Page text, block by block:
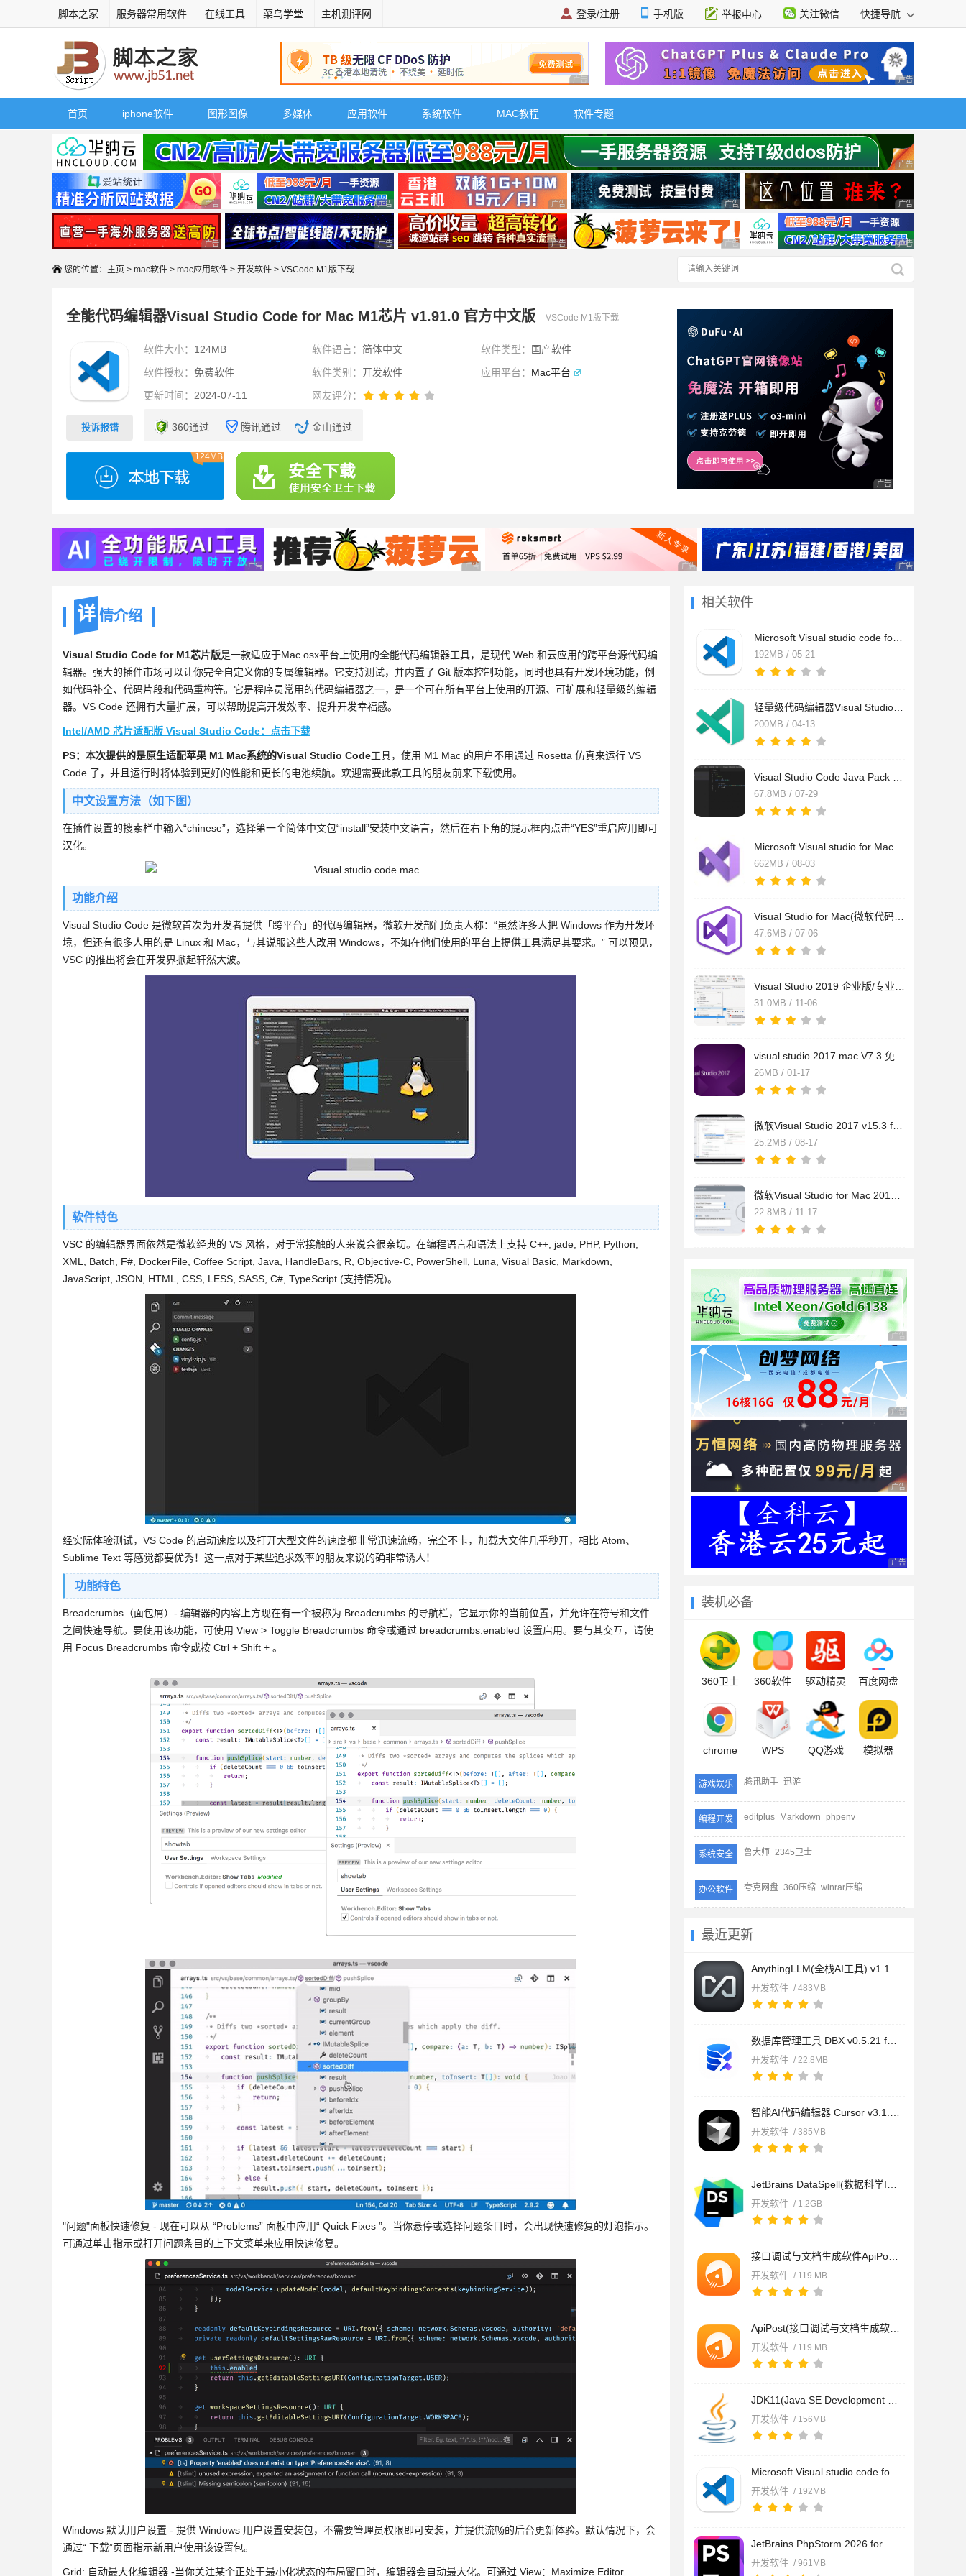
脚本之家 服务器常用软件 在线工具 菜鸟学堂 主机测评网 登录/注册 手机版 举报中心 关注微信 快捷导航
广告 商业广告，理性选择 广告 商业广告，理
首页 iphone软件 图形图像 多媒体 应用软件 系统软件 MAC教程 软件专题
广告 商业广告，理
广告 商业广告，理性选择 广告 商业广告，理性选择 广告 商业广告，理性选择 广告 商业广告，理性选择 广告 商业广告，理
广告 商业广告，理性选择 广告 商业广告，理性选择 广告 商业广告，理性选择 广告 商业广告，理性选择 广告 商业广告，理
您的位置： 主页 > mac软件 > mac应用软件 > 开发软件 > VSCode M1版下载
全能代码编辑器Visual Studio Code for Mac M1芯片 v1.91.0 官方中文版 VSCode M1版下载
投诉报错
软件大小： 124MB 软件语言： 简体中文 软件类型：
国产软件
软件授权： 免费软件 软件类别：开发软件 应用平台： Mac平台
更新时间： 2024-07-11 网友评分：
360通过 腾讯通过 金山通过
124MB
广告 商业广告，理性选择
广告 商业广告，理性选择 广告 商业广告，理性选择 广告 商业广告，理性选择 广告 商业广告，理
相关软件
192MB / 05-21
200MB / 04-13
67.8MB / 07-29
662MB / 08-03
47.6MB / 07-06
31.0MB / 11-06
26MB / 01-17
25.2MB / 08-17
22.8MB / 11-17
广告 商业广告，理性
广告 商业广告，理性
广告 商业广告，理性
广告 商业广告，理性
装机必备
360卫士 360软件 驱动精灵 百度网盘
chrome WPS QQ游戏 模拟器
游戏娱乐 腾讯助手 迅游
编程开发 editplus Markdown phpenv
系统安全 鲁大师 2345卫士
办公软件 夸克网盘 360压缩 winrar压缩
最近更新
开发软件 / 483MB
开发软件 / 22.8MB
开发软件 / 385MB
开发软件 / 1.2GB
开发软件 / 119 MB
开发软件 / 119 MB
开发软件 / 156MB
开发软件 / 192MB
开发软件 / 961MB
详 情介绍
Visual Studio Code for M1芯片版是一款适应于Mac osx平台上使用的全能代码编辑器工具，是现代 Web 和云应用的跨平台源代码编
辑器。强大的插件市场可以让你完全自定义你的专属编辑器。它支持测试，并内置了 Git 版本控制功能，同时也具有开发环境功能，例
如代码补全、代码片段和代码重构等。它是程序员常用的代码编辑器之一，是一个可在所有平台上使用的开源、可扩展和轻量级的编辑
器。VS Code 还拥有大量扩展，可以帮助提高开发效率、提升开发幸福感。
Intel/AMD 芯片适配版 Visual Studio Code：点击下载
PS：本次提供的是原生适配苹果 M1 Mac系统的Visual Studio Code工具，使用 M1 Mac 的用户不用通过 Rosetta 仿真来运行 VS
Code 了，并且运行时将体验到更好的性能和更长的电池续航。欢迎需要此款工具的朋友前来下载使用。
中文设置方法（如下图）
在插件设置的搜索栏中输入“chinese”，选择第一个简体中文包“install”安装中文语言，然后在右下角的提示框内点击“YES”重启应用即可
汉化。
功能介绍
Visual Studio Code 是微软首次为开发者提供「跨平台」的代码编辑器，微软开发部门负责人称：“虽然许多人把 Windows 作为开发环
境，但还有很多人用的是 Linux 和 Mac，与其说服这些人改用 Windows，不如在他们使用的平台上提供工具满足其要求。” 可以预见，
VSC 的推出将会在开发界掀起轩然大波。
软件特色
VSC 的编辑器界面依然是微软经典的 VS 风格，对于常接触的人来说会很亲切。在编程语言和语法上支持 C++, jade, PHP, Python,
XML, Batch, F#, DockerFile, Coffee Script, Java, HandleBars, R, Objective-C, PowerShell, Luna, Visual Basic, Markdown,
JavaScript, JSON, HTML, CSS, LESS, SASS, C#, TypeScript (支持情况)。
经实际体验测试，VS Code 的启动速度以及打开大型文件的速度都非常迅速流畅，完全不卡，加载大文件几乎秒开，相比 Atom、
Sublime Text 等感觉都要优秀！这一点对于某些追求效率的朋友来说的确非常诱人！
功能特色
Breadcrumbs（面包屑）- 编辑器的内容上方现在有一个被称为 Breadcrumbs 的导航栏，它显示你的当前位置，并允许在符号和文件
之间快速导航。要使用该功能，可使用 View > Toggle Breadcrumbs 命令或通过 breadcrumbs.enabled 设置启用。要与其交互，请使
用 Focus Breadcrumbs 命令或按 Ctrl + Shift + 。
"问题"面板快速修复 - 现在可以从 “Problems” 面板中应用“ Quick Fixes ”。当你悬停或选择问题条目时，会出现快速修复的灯泡指示。
可通过单击指示或打开问题条目的上下文菜单来应用快速修复。
Windows 默认用户设置 - 提供 Windows 用户设置安装包，不需要管理员权限即可安装，并提供流畅的后台更新体验。默认情况下，会
通过“ 下载”页面指示新用户使用该设置包。
Grid: 自动最大化编辑器 -当你关注某个正处于最小化状态的布局窗口时，编辑器会自动最大化。可通过 View：Maximize Editor